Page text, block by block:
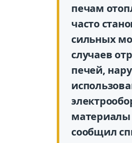
печам
часто
сильных
случаев
печей,
материалы
сообщил